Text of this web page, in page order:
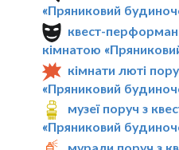
«Пряниковий
квест-
кімнатою
кімнати люті
«Пряниковий
музеї поруч з
«Пряниковий